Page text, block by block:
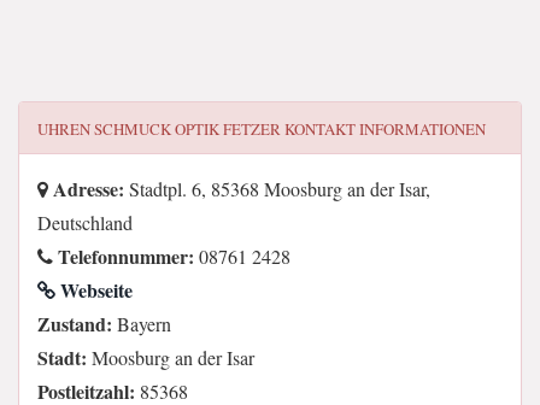
UHREN SCHMUCK OPTIK FETZERKONTAKT INFORMATIONEN
Adresse: Stadtpl. 6, 85368 Moosburg an der Isar,
Deutschland
Telefonnummer: 08761 2428
Webseite
Zustand: Bayern
Stadt: Moosburg an der Isar
Postleitzahl: 85368